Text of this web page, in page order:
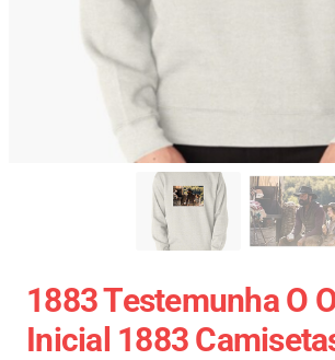
1883 Testemunha O
Inicial 1883